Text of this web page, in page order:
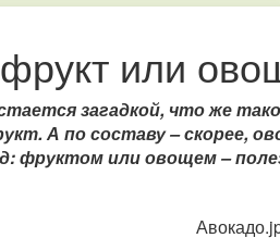
или
загадкой, что же
А по составу – скорее,
фруктом или овощем –